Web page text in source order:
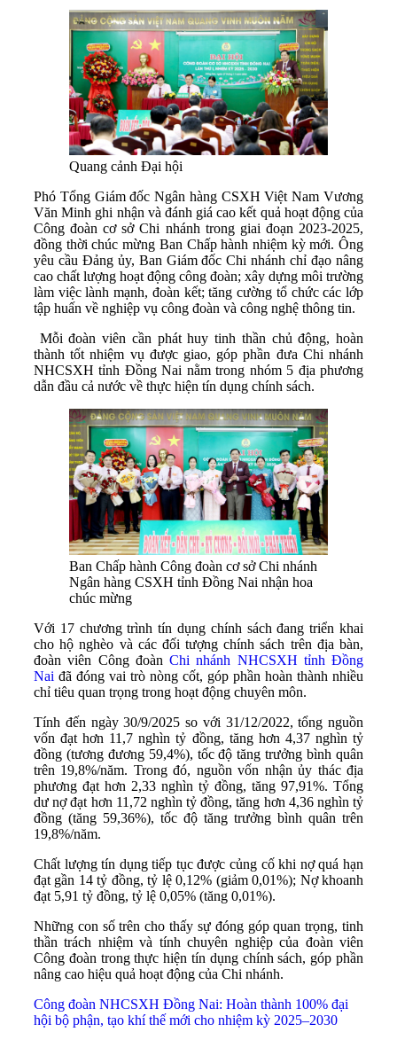
Quang cảnh Đại hội
Phó Tổng Giám đốc Ngân hàng CSXH Việt Nam Vương
Văn Minh ghi nhận và đánh giá cao kết quả hoạt động của
Công đoàn cơ sở Chi nhánh trong giai đoạn 2023-2025,
đồng thời chúc mừng Ban Chấp hành nhiệm kỳ mới. Ông
yêu cầu Đảng ủy, Ban Giám đốc Chi nhánh chỉ đạo nâng
cao chất lượng hoạt động công đoàn; xây dựng môi trường
làm việc lành mạnh, đoàn kết; tăng cường tổ chức các lớp
tập huấn về nghiệp vụ công đoàn và công nghệ thông tin.
Mỗi đoàn viên cần phát huy tinh thần chủ động, hoàn
thành tốt nhiệm vụ được giao, góp phần đưa Chi nhánh
NHCSXH tỉnh Đồng Nai nằm trong nhóm 5 địa phương
dẫn đầu cả nước về thực hiện tín dụng chính sách.
Ban Chấp hành Công đoàn cơ sở Chi nhánh
Ngân hàng CSXH tỉnh Đồng Nai nhận hoa
chúc mừng
Với 17 chương trình tín dụng chính sách đang triển khai
cho hộ nghèo và các đối tượng chính sách trên địa bàn,
đoàn viên Công đoàn Chi nhánh NHCSXH tỉnh Đồng
Nai đã đóng vai trò nòng cốt, góp phần hoàn thành nhiều
chỉ tiêu quan trọng trong hoạt động chuyên môn.
Tính đến ngày 30/9/2025 so với 31/12/2022, tổng nguồn
vốn đạt hơn 11,7 nghìn tỷ đồng, tăng hơn 4,37 nghìn tỷ
đồng (tương đương 59,4%), tốc độ tăng trưởng bình quân
trên 19,8%/năm. Trong đó, nguồn vốn nhận ủy thác địa
phương đạt hơn 2,33 nghìn tỷ đồng, tăng 97,91%. Tổng
dư nợ đạt hơn 11,72 nghìn tỷ đồng, tăng hơn 4,36 nghìn tỷ
đồng (tăng 59,36%), tốc độ tăng trưởng bình quân trên
19,8%/năm.
Chất lượng tín dụng tiếp tục được củng cố khi nợ quá hạn
đạt gần 14 tỷ đồng, tỷ lệ 0,12% (giảm 0,01%); Nợ khoanh
đạt 5,91 tỷ đồng, tỷ lệ 0,05% (tăng 0,01%).
Những con số trên cho thấy sự đóng góp quan trọng, tinh
thần trách nhiệm và tính chuyên nghiệp của đoàn viên
Công đoàn trong thực hiện tín dụng chính sách, góp phần
nâng cao hiệu quả hoạt động của Chi nhánh.
Công đoàn NHCSXH Đồng Nai: Hoàn thành 100% đại
hội bộ phận, tạo khí thế mới cho nhiệm kỳ 2025–2030